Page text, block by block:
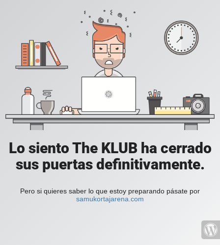
Lo siento The KLUB ha cerrado
sus puertas definitivamente.
Pero si quieres saber lo que estoy preparando pásate por
samukortajarena.com